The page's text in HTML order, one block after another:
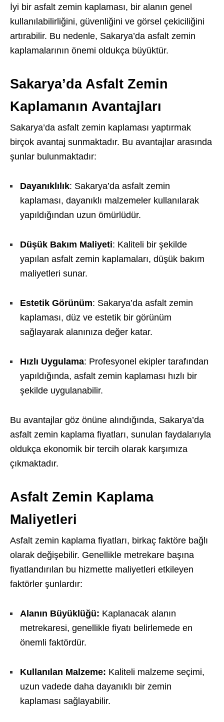
İyi bir asfalt zemin kaplaması, bir alanın genel
kullanılabilirliğini, güvenliğini ve görsel çekiciliğini
artırabilir. Bu nedenle, Sakarya’da asfalt zemin
kaplamalarının önemi oldukça büyüktür.
Sakarya’da Asfalt Zemin
Kaplamanın Avantajları
Sakarya’da asfalt zemin kaplaması yaptırmak
birçok avantaj sunmaktadır. Bu avantajlar arasında
şunlar bulunmaktadır:
Dayanıklılık: Sakarya’da asfalt zemin
kaplaması, dayanıklı malzemeler kullanılarak
yapıldığından uzun ömürlüdür.
Düşük Bakım Maliyeti: Kaliteli bir şekilde
yapılan asfalt zemin kaplamaları, düşük bakım
maliyetleri sunar.
Estetik Görünüm: Sakarya’da asfalt zemin
kaplaması, düz ve estetik bir görünüm
sağlayarak alanınıza değer katar.
Hızlı Uygulama: Profesyonel ekipler tarafından
yapıldığında, asfalt zemin kaplaması hızlı bir
şekilde uygulanabilir.
Bu avantajlar göz önüne alındığında, Sakarya’da
asfalt zemin kaplama fiyatları, sunulan faydalarıyla
oldukça ekonomik bir tercih olarak karşımıza
çıkmaktadır.
Asfalt Zemin Kaplama
Maliyetleri
Asfalt zemin kaplama fiyatları, birkaç faktöre bağlı
olarak değişebilir. Genellikle metrekare başına
fiyatlandırılan bu hizmette maliyetleri etkileyen
faktörler şunlardır:
Alanın Büyüklüğü: Kaplanacak alanın
metrekaresi, genellikle fiyatı belirlemede en
önemli faktördür.
Kullanılan Malzeme: Kaliteli malzeme seçimi,
uzun vadede daha dayanıklı bir zemin
kaplaması sağlayabilir.